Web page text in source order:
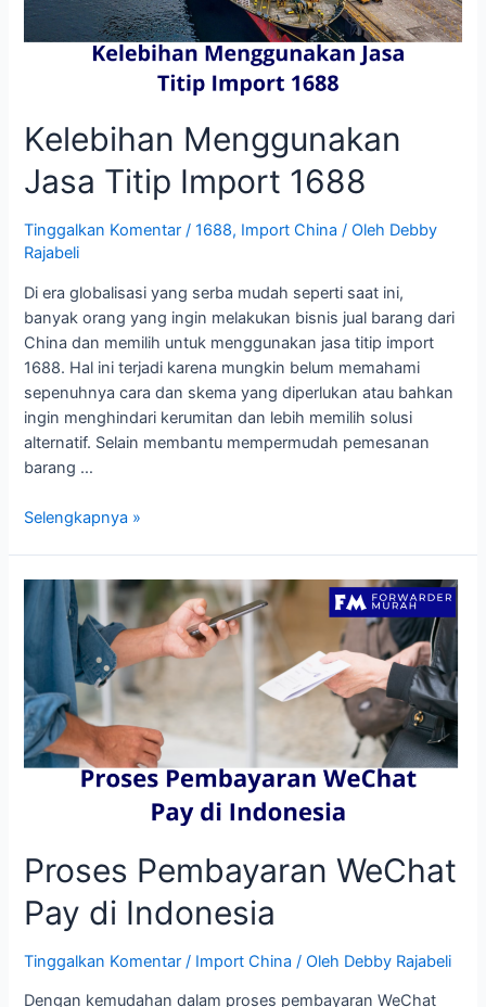
Solusinya
Kelebihan Menggunakan
Jasa Titip Import 1688
Tinggalkan Komentar /1688, Import China / Oleh Debby
Rajabeli
Di era globalisasi yang serba mudah seperti saat ini,
banyak orang yang ingin melakukan bisnis jual barang dari
China dan memilih untuk menggunakan jasa titip import
1688. Hal ini terjadi karena mungkin belum memahami
sepenuhnya cara dan skema yang diperlukan atau bahkan
ingin menghindari kerumitan dan lebih memilih solusi
alternatif. Selain membantu mempermudah pemesanan
barang …
Kelebihan
Titip
Import
Selengkapnya »
Proses Pembayaran WeChat
Pay di Indonesia
Tinggalkan Komentar / Import China / Oleh Debby Rajabeli
Dengan kemudahan dalam proses pembayaran WeChat